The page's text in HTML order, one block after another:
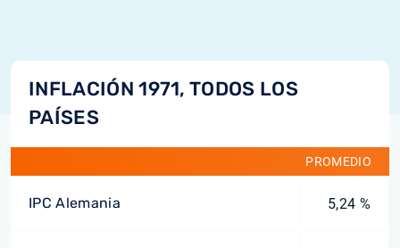
INFLACIÓN 1971, TODOS LOS
PAÍSES
PROMEDIO
IPC Alemania 5,24 %